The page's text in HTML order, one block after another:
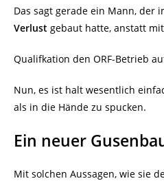
Das sagt gerade ein Mann, der
Verlust gebaut hatte, anstatt mit
Qualifkation den ORF-Betrieb
Nun, es ist halt wesentlich
als in die Hände zu spucken.
Ein neuer
Mit solchen Aussagen, wie sie